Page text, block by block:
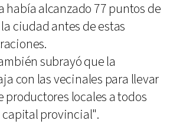
había alcanzado 77 puntos de
ciudad antes de estas
subrayó que la
con las vecinales para llevar
productores locales a todos
capital provincial".